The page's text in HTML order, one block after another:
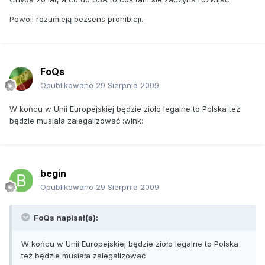
Powoli rozumieją bezsens prohibicji.
FoQs
Opublikowano 29 Sierpnia 2009
W końcu w Unii Europejskiej będzie zioło legalne to Polska też
będzie musiała zalegalizować :wink:
begin
Opublikowano 29 Sierpnia 2009
FoQs napisał(a):
W końcu w Unii Europejskiej będzie zioło legalne to Polska
też będzie musiała zalegalizować